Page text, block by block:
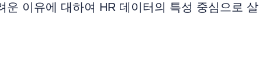
운 이유에 대하여 HR 데이터의 특성 중심으로 살